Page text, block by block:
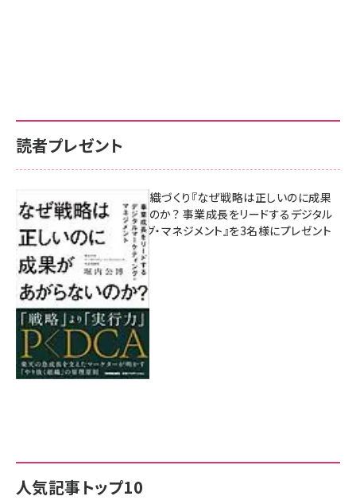
人気記事トップ10
読者プレゼント
成果を生む組織づくり『なぜ戦略は正しいのに成果
があがらないのか？ 事業成長をリードするデジタル
マーケティング・マネジメント』を3名様にプレゼント
8月7日 10:00